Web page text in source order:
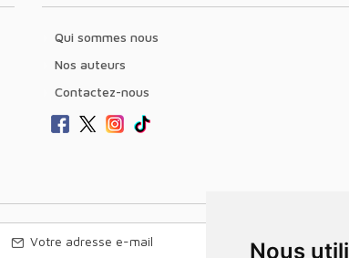
Nous
Qui sommes nous
Nos auteurs
Contactez-nous